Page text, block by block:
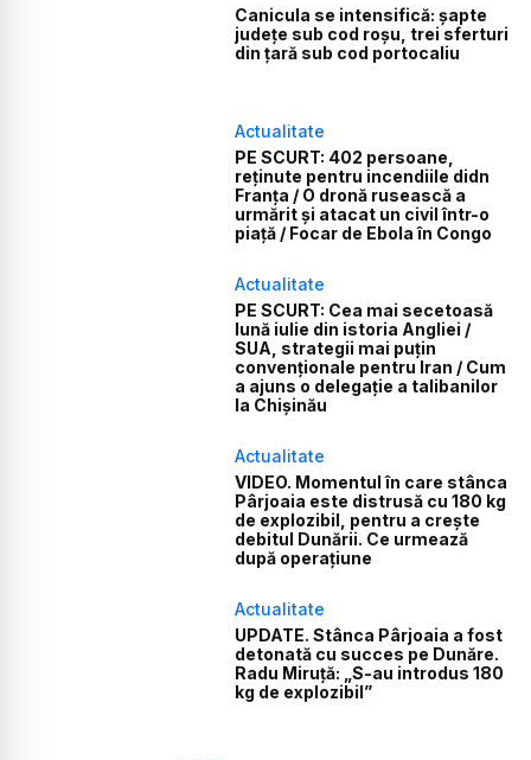
Canicula se intensifică: șapte
județe sub cod roșu, trei sferturi
din țară sub cod portocaliu
Actualitate
PE SCURT: 402 persoane,
reținute pentru incendiile didn
Franța / O dronă rusească a
urmărit și atacat un civil într-o
piață / Focar de Ebola în Congo
Actualitate
PE SCURT: Cea mai secetoasă
lună iulie din istoria Angliei /
SUA, strategii mai puțin
convenționale pentru Iran / Cum
a ajuns o delegație a talibanilor
la Chișinău
Actualitate
VIDEO. Momentul în care stânca
Pârjoaia este distrusă cu 180 kg
de explozibil, pentru a crește
debitul Dunării. Ce urmează
după operațiune
Actualitate
UPDATE. Stânca Pârjoaia a fost
detonată cu succes pe Dunăre.
Radu Miruță: „S-au introdus 180
kg de explozibil”